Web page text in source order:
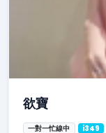
欲寶
一對一忙線中 i349